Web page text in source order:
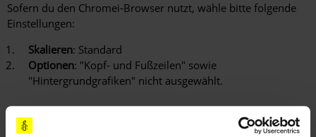
Sofern du den Chromei-Browser nutzt, wähle bitte folgende
Einstellungen:
Skalieren: Standard
Optionen: "Kopf- und Fußzeilen" sowie
"Hintergrundgrafiken" nicht ausgewählt.